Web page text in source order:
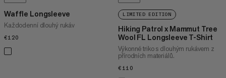
Waffle Longsleeve
Každodenní dlouhý rukáv
€120
LIMITED EDITION
Hiking Patrol x Mammut Tree
Wool FL Longsleeve T-Shirt
Výkonné triko s dlouhým rukávem z
přírodních materiálů.
€110